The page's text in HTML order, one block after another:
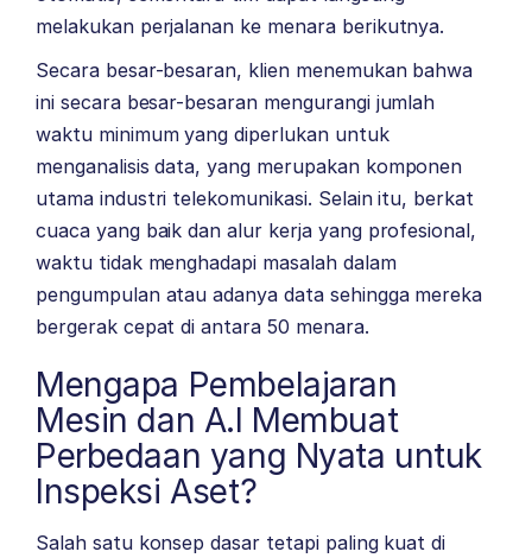
melakukan perjalanan ke menara berikutnya.
Secara besar-besaran, klien menemukan bahwa
ini secara besar-besaran mengurangi jumlah
waktu minimum yang diperlukan untuk
menganalisis data, yang merupakan komponen
utama industri telekomunikasi. Selain itu, berkat
cuaca yang baik dan alur kerja yang profesional,
waktu tidak menghadapi masalah dalam
pengumpulan atau adanya data sehingga mereka
bergerak cepat di antara 50 menara.
Mengapa Pembelajaran
Mesin dan A.I Membuat
Perbedaan yang Nyata untuk
Inspeksi Aset?
Salah satu konsep dasar tetapi paling kuat di